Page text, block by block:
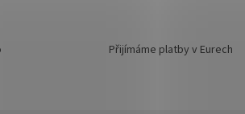
Přijímáme platby v Eurech